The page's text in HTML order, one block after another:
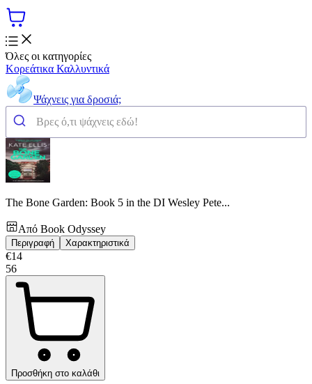
Όλες οι κατηγορίες
Κορεάτικα Καλλυντικά
Ψάχνεις για δροσιά;
The Bone Garden: Book 5 in the DI Wesley Pete...
Από Book Odyssey
Περιγραφή Χαρακτηριστικά
€14
56
Προσθήκη στο καλάθι